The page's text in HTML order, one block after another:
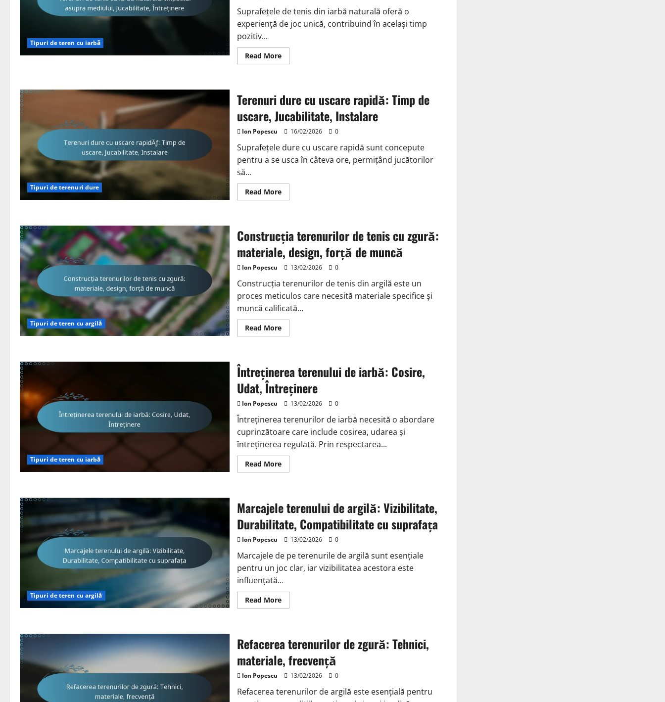
Tipuri de teren cu iarbă
Suprafețele de tenis din iarbă naturală oferă o
experiență de joc unică, contribuind în același timp
pozitiv...
Read MoreRead
more
cu
iarbă
naturală:
Impactul
asupra
mediului,
Întreținere
Tipuri de terenuri dure
Terenuri dure cu uscare rapidă: Timp de
uscare, Jucabilitate, Instalare
Ion Popescu 16/02/2026 0
Suprafețele dure cu uscare rapidă sunt concepute
pentru a se usca în câteva ore, permițând jucătorilor
să...
Read MoreRead
more
uscare
rapidă:
Timp
de
uscare,
Jucabilitate,
Tipuri de teren cu argilă
Construcția terenurilor de tenis cu zgură:
materiale, design, forță de muncă
Ion Popescu 13/02/2026 0
Construcția terenurilor de tenis din argilă este un
proces meticulos care necesită materiale specifice și
muncă calificată...
Read MoreRead
more
tenis
cu
zgură:
materiale,
design,
forță
muncă
Tipuri de teren cu iarbă
Întreținerea terenului de iarbă: Cosire,
Udat, Întreținere
Ion Popescu 13/02/2026 0
Întreținerea terenurilor de iarbă necesită o abordare
cuprinzătoare care include cosirea, udarea și
întreținerea regulată. Prin respectarea...
Read MoreRead
more
iarbă:
Cosire,
Udat,
Întreținere
Tipuri de teren cu argilă
Marcajele terenului de argilă: Vizibilitate,
Durabilitate, Compatibilitate cu suprafața
Ion Popescu 13/02/2026 0
Marcajele de pe terenurile de argilă sunt esențiale
pentru un joc clar, iar vizibilitatea acestora este
influențată...
Read MoreRead
more
argilă:
Vizibilitate,
Durabilitate,
Compatibilitate
cu
suprafața
Refacerea terenurilor de zgură: Tehnici,
materiale, frecvență
Ion Popescu 13/02/2026 0
Refacerea terenurilor de argilă este esențială pentru